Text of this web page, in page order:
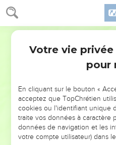
NE MANQUEZ
DE
ET SI LEURS ERREURS
Votre vie
pour
En cliquant sur le bouton «
acceptez que TopChrétien
cookies ou l'identifiant unique
traite vos données à caractère
données de navigation et les
votre compte utilisateur) dans